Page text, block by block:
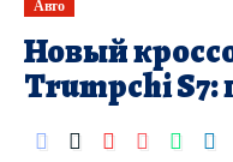
Авто
Новый
Trumpchi S7: